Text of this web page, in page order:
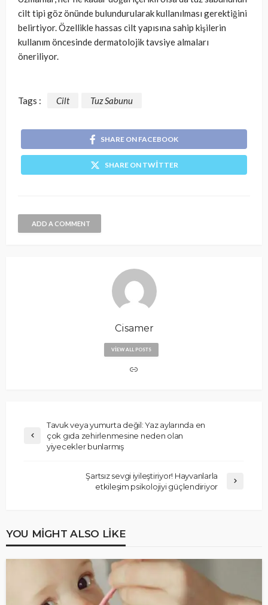
cilt tipi göz önünde bulundurularak kullanılması gerektiğini
belirtiyor. Özellikle hassas cilt yapısına sahip kişilerin
kullanım öncesinde dermatolojik tavsiye almaları
öneriliyor.
Tags : Cilt Tuz Sabunu
SHARE ON FACEBOOK
SHARE ON TWITTER
ADD A COMMENT
Cisamer
VIEW ALL POSTS
Tavuk veya yumurta değil: Yaz aylarında en
çok gıda zehirlenmesine neden olan
yiyecekler bunlarmış
Şartsız sevgi iyileştiriyor! Hayvanlarla
etkileşim psikolojiyi güçlendiriyor
YOU MIGHT ALSO LIKE